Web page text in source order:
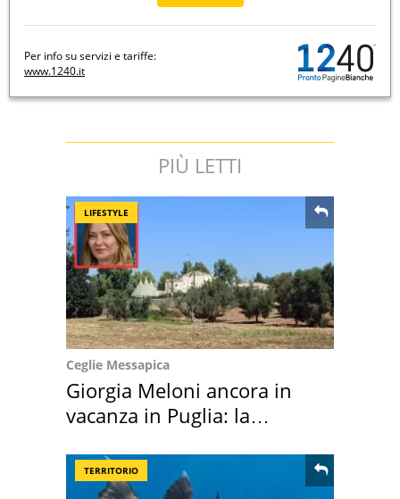
Per info su servizi e tariffe:
www.1240.it
PIÙ LETTI
LIFESTYLE
Ceglie Messapica
Giorgia Meloni ancora in
vacanza in Puglia: la
TERRITORIO